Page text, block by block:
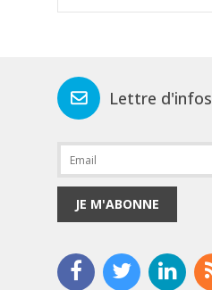
Lettre d'infos
JE M'ABONNE